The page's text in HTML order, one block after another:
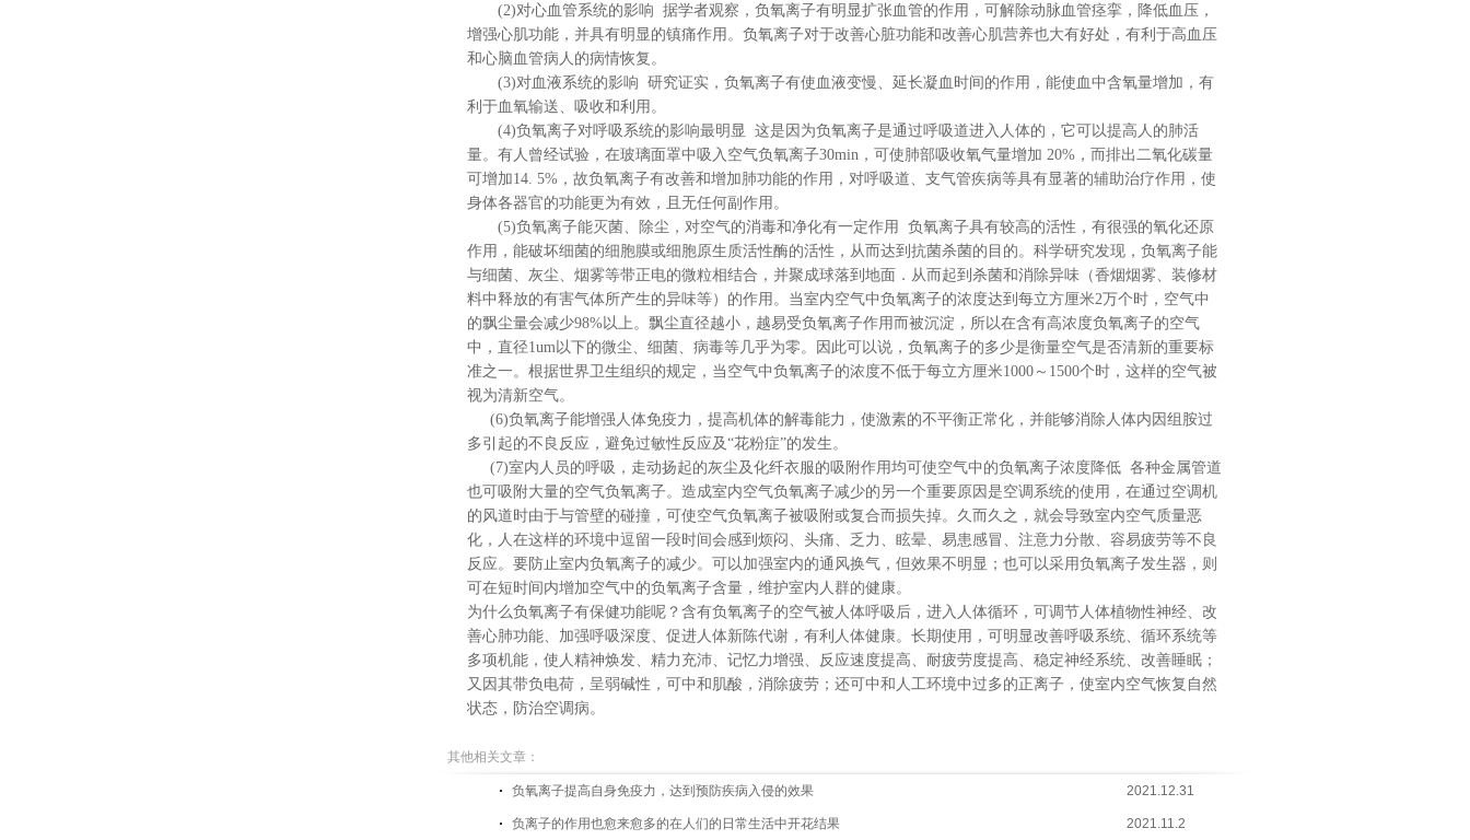
(2)对心血管系统的影响 据学者观察，负氧离子有明显扩张血管的作用，可解除动脉血管痉挛，降低血压，
增强心肌功能，并具有明显的镇痛作用。负氧离子对于改善心脏功能和改善心肌营养也大有好处，有利于高血压
和心脑血管病人的病情恢复。
(3)对血液系统的影响 研究证实，负氧离子有使血液变慢、延长凝血时间的作用，能使血中含氧量增加，有
利于血氧输送、吸收和利用。
(4)负氧离子对呼吸系统的影响最明显
这是因为负氧离子是通过呼吸道进入人体的，它可以提高人的肺活
量。有人曾经试验，在玻璃面罩中吸入空气负氧离子30min，可使肺部吸收氧气量增加 20%，而排出二氧化碳量
可增加14. 5%，故负氧离子有改善和增加肺功能的作用，对呼吸道、支气管疾病等具有显著的辅助治疗作用，使
身体各器官的功能更为有效，且无任何副作用。
(5)负氧离子能灭菌、除尘，对空气的消毒和净化有一定作用
负氧离子具有较高的活性，有很强的氧化还原
作用，能破坏细菌的细胞膜或细胞原生质活性酶的活性，从而达到抗菌杀菌的目的。科学研究发现，负氧离子能
与细菌、灰尘、烟雾等带正电的微粒相结合，并聚成球落到地面．从而起到杀菌和消除异味（香烟烟雾、装修材
料中释放的有害气体所产生的异味等）的作用。当室内空气中负氧离子的浓度达到每立方厘米2万个时，空气中
的飘尘量会减少98%以上。飘尘直径越小，越易受负氧离子作用而被沉淀，所以在含有高浓度负氧离子的空气
中，直径1um以下的微尘、细菌、病毒等几乎为零。因此可以说，负氧离子的多少是衡量空气是否清新的重要标
准之一。根据世界卫生组织的规定，当空气中负氧离子的浓度不低于每立方厘米1000～1500个时，这样的空气被
视为清新空气。
(6)负氧离子能增强人体免疫力，提高机体的解毒能力，使激素的不平衡正常化，并能够消除人体内因组胺过
多引起的不良反应，避免过敏性反应及“花粉症”的发生。
(7)室内人员的呼吸，走动扬起的灰尘及化纤衣服的吸附作用均可使空气中的负氧离子浓度降低 各种金属管道
也可吸附大量的空气负氧离子。造成室内空气负氧离子减少的另一个重要原因是空调系统的使用，在通过空调机
的风道时由于与管壁的碰撞，可使空气负氧离子被吸附或复合而损失掉。久而久之，就会导致室内空气质量恶
化，人在这样的环境中逗留一段时间会感到烦闷、头痛、乏力、眩晕、易患感冒、注意力分散、容易疲劳等不良
反应。要防止室内负氧离子的减少。可以加强室内的通风换气，但效果不明显；也可以采用负氧离子发生器，则
可在短时间内增加空气中的负氧离子含量，维护室内人群的健康。
为什么负氧离子有保健功能呢？含有负氧离子的空气被人体呼吸后，进入人体循环，可调节人体植物性神经、改
善心肺功能、加强呼吸深度、促进人体新陈代谢，有利人体健康。长期使用，可明显改善呼吸系统、循环系统等
多项机能，使人精神焕发、精力充沛、记忆力增强、反应速度提高、耐疲劳度提高、稳定神经系统、改善睡眠；
又因其带负电荷，呈弱碱性，可中和肌酸，消除疲劳；还可中和人工环境中过多的正离子，使室内空气恢复自然
状态，防治空调病。
其他相关文章：
负氧离子提高自身免疫力，达到预防疾病入侵的效果 2021.12.31
负离子的作用也愈来愈多的在人们的日常生活中开花结果 2021.11.2